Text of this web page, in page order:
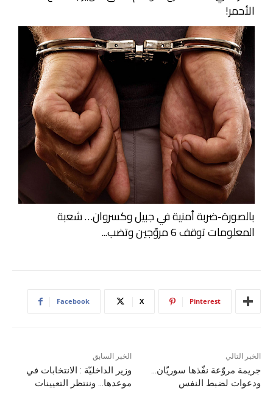
الأحمر!
بالصورة-ضربة أمنية في جبيل وكسروان… شعبة
المعلومات توقف 6 مروّجين وتضب...
Facebook X Pinterest
الخبر السابق
وزير الداخليّة : الانتخابات في
موعدها… وننتظر التعيينات
الخبر التالي
جريمة مروّعة نفّذها سوريّان…
ودعوات لضبط النفس